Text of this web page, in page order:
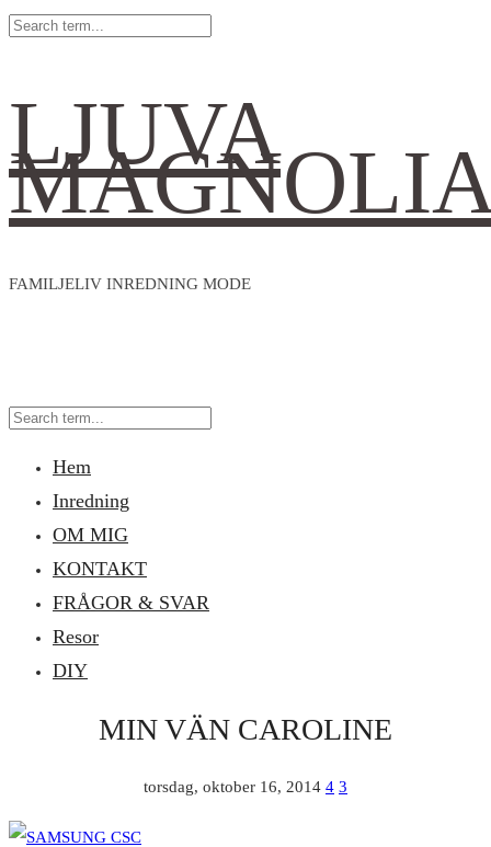
LJUVA
FAMILJELIV INREDNING MODE
Hem
Inredning
OM MIG
KONTAKT
FRÅGOR & SVAR
Resor
DIY
MIN VÄN CAROLINE
torsdag, oktober 16, 2014 4 3